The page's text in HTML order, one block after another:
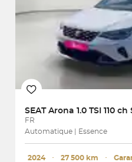
SEAT Arona 1.0 TSI 110
FR
Automatique | Essence
2024 ･ 27 500 km ･